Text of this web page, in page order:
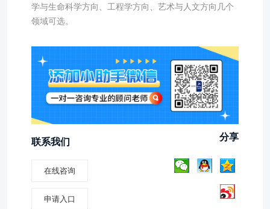
学与生命科学方向、工程学方向、艺术与人文方向几个
领域可选。
联系我们
在线咨询
申请入口
分享